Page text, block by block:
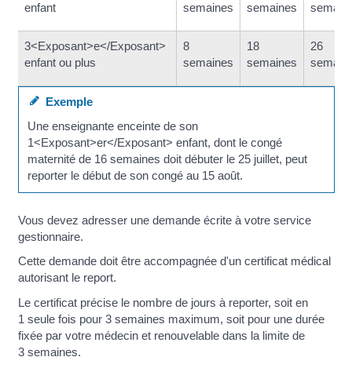
enfant semaines semaines
3<Exposant>e</Exposant>
enfant ou plus
8
semaines
18
semaines
26
Exemple
Une enseignante enceinte de son
1<Exposant>er</Exposant> enfant, dont le congé
maternité de 16 semaines doit débuter le 25 juillet, peut
reporter le début de son congé au 15 août.
Vous devez adresser une demande écrite à votre service
gestionnaire.
Cette demande doit être accompagnée d'un certificat médical
autorisant le report.
Le certificat précise le nombre de jours à reporter, soit en
1 seule fois pour 3 semaines maximum, soit pour une durée
fixée par votre médecin et renouvelable dans la limite de
3 semaines.